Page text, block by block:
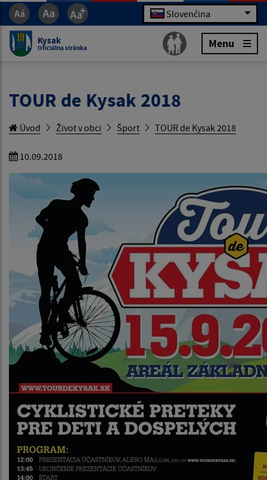
Slovenčina
Kysak
Oficiálna stránka Menu
TOUR de Kysak 2018
Úvod Život v obci Šport TOUR de Kysak 2018
10.09.2018